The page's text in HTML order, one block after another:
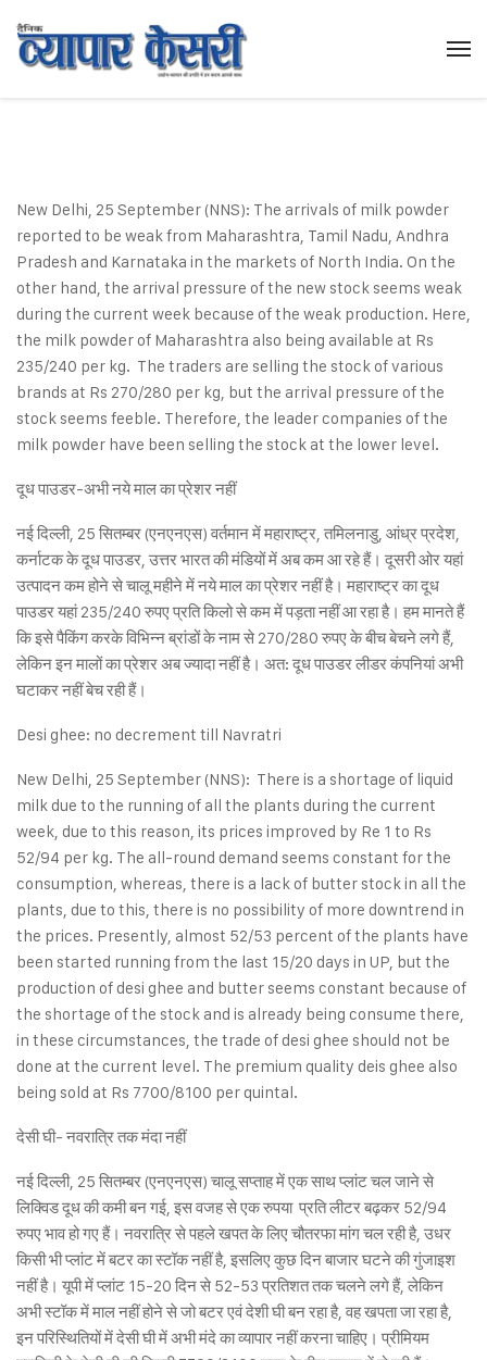
New Delhi, 25 September (NNS): The arrivals of milk powder
reported to be weak from Maharashtra, Tamil Nadu, Andhra
Pradesh and Karnataka in the markets of North India. On the
other hand, the arrival pressure of the new stock seems weak
during the current week because of the weak production. Here,
the milk powder of Maharashtra also being available at Rs
235/240 per kg. The traders are selling the stock of various
brands at Rs 270/280 per kg, but the arrival pressure of the
stock seems feeble. Therefore, the leader companies of the
milk powder have been selling the stock at the lower level.
दूध पाउडर-अभी नये माल का प्रेशर नहीं
नई दिल्ली, 25 सितम्बर (एनएनएस) वर्तमान में महाराष्ट्र, तमिलनाडु, आंध्र प्रदेश,
कर्नाटक के दूध पाउडर, उत्तर भारत की मंडियों में अब कम आ रहे हैं। दूसरी ओर यहां
उत्पादन कम होने से चालू महीने में नये माल का प्रेशर नहीं है। महाराष्ट्र का दूध
पाउडर यहां 235/240 रुपए प्रति किलो से कम में पड़ता नहीं आ रहा है। हम मानते हैं
कि इसे पैकिंग करके विभिन्न ब्रांडों के नाम से 270/280 रुपए के बीच बेचने लगे हैं,
लेकिन इन मालों का प्रेशर अब ज्यादा नहीं है। अत: दूध पाउडर लीडर कंपनियां अभी
घटाकर नहीं बेच रही हैं।
Desi ghee: no decrement till Navratri
New Delhi, 25 September (NNS): There is a shortage of liquid
milk due to the running of all the plants during the current
week, due to this reason, its prices improved by Re 1 to Rs
52/94 per kg. The all-round demand seems constant for the
consumption, whereas, there is a lack of butter stock in all the
plants, due to this, there is no possibility of more downtrend in
the prices. Presently, almost 52/53 percent of the plants have
been started running from the last 15/20 days in UP, but the
production of desi ghee and butter seems constant because of
the shortage of the stock and is already being consume there,
in these circumstances, the trade of desi ghee should not be
done at the current level. The premium quality deis ghee also
being sold at Rs 7700/8100 per quintal.
देसी घी- नवरात्रि तक मंदा नहीं
नई दिल्ली, 25 सितम्बर (एनएनएस) चालू सप्ताह में एक साथ प्लांट चल जाने से
लिक्विड दूध की कमी बन गई, इस वजह से एक रुपया प्रति लीटर बढ़कर 52/94
रुपए भाव हो गए हैं। नवरात्रि से पहले खपत के लिए चौतरफा मांग चल रही है, उधर
किसी भी प्लांट में बटर का स्टॉक नहीं है, इसलिए कुछ दिन बाजार घटने की गुंजाइश
नहीं है। यूपी में प्लांट 15-20 दिन से 52-53 प्रतिशत तक चलने लगे हैं, लेकिन
अभी स्टॉक में माल नहीं होने से जो बटर एवं देशी घी बन रहा है, वह खपता जा रहा है,
इन परिस्थितियों में देसी घी में अभी मंदे का व्यापार नहीं करना चाहिए। प्रीमियम